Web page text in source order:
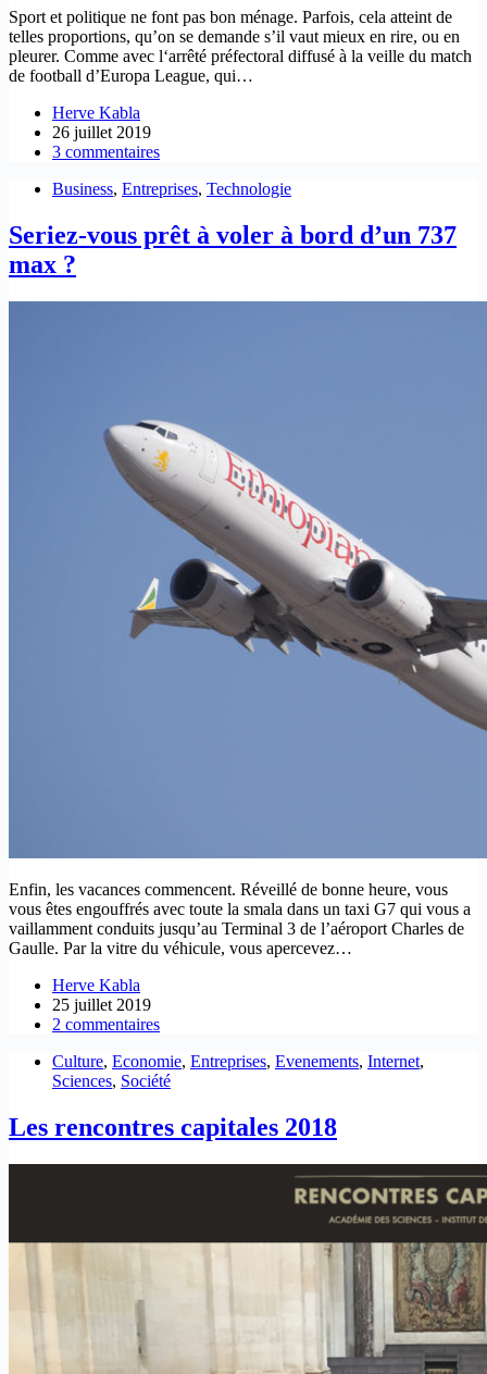
Sport et politique ne font pas bon ménage. Parfois, cela atteint de
telles proportions, qu’on se demande s’il vaut mieux en rire, ou en
pleurer. Comme avec l‘arrêté préfectoral diffusé à la veille du match
de football d’Europa League, qui…
Herve Kabla
26 juillet 2019
3 commentaires
Business, Entreprises, Technologie
Seriez-vous prêt à voler à bord d’un 737
max ?
Enfin, les vacances commencent. Réveillé de bonne heure, vous
vous êtes engouffrés avec toute la smala dans un taxi G7 qui vous a
vaillamment conduits jusqu’au Terminal 3 de l’aéroport Charles de
Gaulle. Par la vitre du véhicule, vous apercevez…
Herve Kabla
25 juillet 2019
2 commentaires
Culture, Economie, Entreprises, Evenements, Internet,
Sciences, Société
Les rencontres capitales 2018